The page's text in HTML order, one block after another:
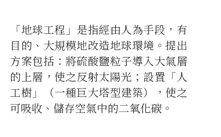
「地球工程」是指經由人為手段，有
目的、大規模地改造地球環境。提出
方案包括：將硫酸鹽粒子導入大氣層
的上層，使之反射太陽光；設置「人
工樹」（一種巨大塔型建築），使之
可吸收、儲存空氣中的二氧化碳。